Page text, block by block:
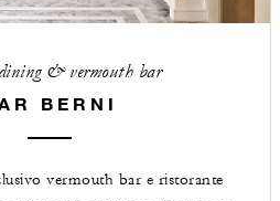
& vermouth bar
BERNI
vermouth bar e ristorante